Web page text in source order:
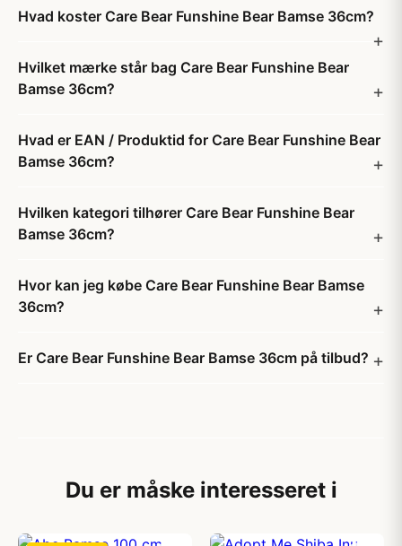
Hvad koster Care Bear Funshine Bear Bamse 36cm?
Hvilket mærke står bag Care Bear Funshine Bear
Bamse 36cm?
Hvad er EAN / Produktid for Care Bear Funshine Bear
Bamse 36cm?
Hvilken kategori tilhører Care Bear Funshine Bear
Bamse 36cm?
Hvor kan jeg købe Care Bear Funshine Bear Bamse
36cm?
Er Care Bear Funshine Bear Bamse 36cm på tilbud?
Du er måske interesseret i